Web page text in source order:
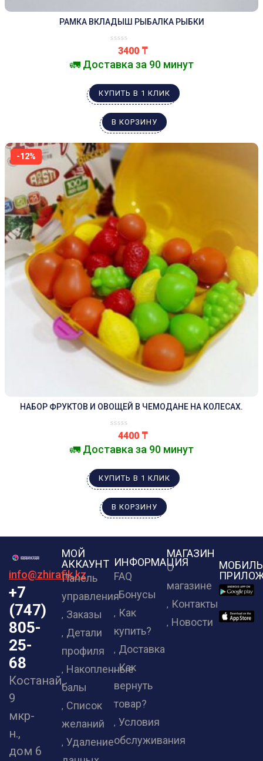
РАМКА ВКЛАДЫШ РЫБАЛКА РЫБКИ
3400 ₸
🚛 Доставка за 90 минут
КУПИТЬ В 1 КЛИК
В КОРЗИНУ
-12%
НАБОР ФРУКТОВ И ОВОЩЕЙ В ЧЕМОДАНЕ НА КОЛЕСАХ.
4400 ₸
🚛 Доставка за 90 минут
КУПИТЬ В 1 КЛИК
В КОРЗИНУ
info@zhirafik.kz
+7
(747)
805-
25-
68
Костанай,
9
мкр-
н.,
дом 6
МОЙ
АККАУНТ
Панель
управления
Заказы
Детали
профиля
Накопленные
балы
Список
желаний
Удаление
ИНФОРМАЦИЯ
FAQ
Бонусы
Как
купить?
Доставка
Как
вернуть
товар?
Условия
обслуживания
МАГАЗИН
О
магазине
Контакты
Новости